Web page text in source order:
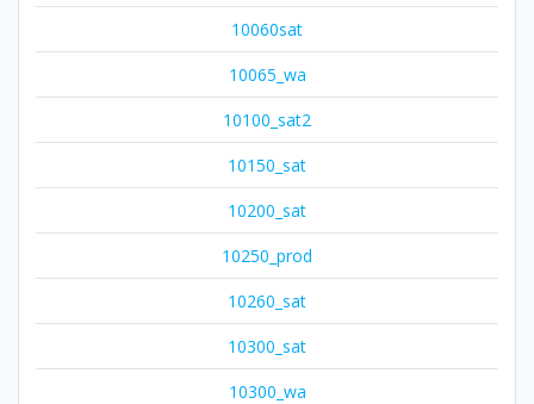
10060sat
10065_wa
10100_sat2
10150_sat
10200_sat
10250_prod
10260_sat
10300_sat
10300_wa